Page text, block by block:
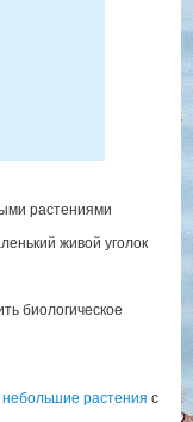
растениями
живой уголок
биологическое
небольшие растения с